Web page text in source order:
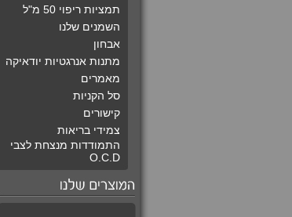
תמציות ריפוי 50 מ"ל
השמנים שלנו
אבחון
מתנות אנרגטיות יודאיקה
מאמרים
סל הקניות
קישורים
צמידי בריאות
התמודדות מנצחת לצבי
O.C.D